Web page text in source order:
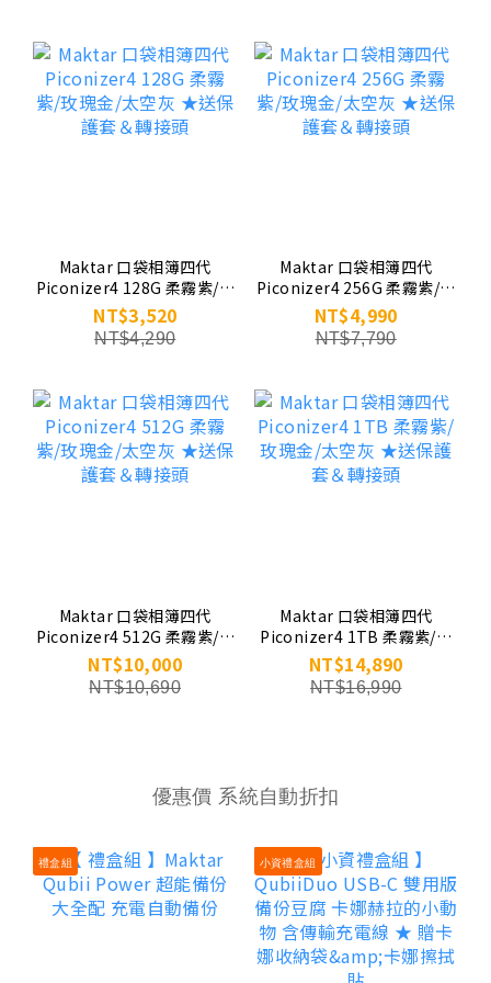
Maktar 口袋相簿四代
Piconizer4 128G 柔霧紫/玫
瑰金/太空灰 ★送保護套＆轉
接頭
NT$3,520
NT$4,290
Maktar 口袋相簿四代
Piconizer4 256G 柔霧紫/玫
瑰金/太空灰 ★送保護套＆轉
接頭
NT$4,990
NT$7,790
Maktar 口袋相簿四代
Piconizer4 512G 柔霧紫/玫
瑰金/太空灰 ★送保護套＆轉
接頭
NT$10,000
NT$10,690
Maktar 口袋相簿四代
Piconizer4 1TB 柔霧紫/玫
瑰金/太空灰 ★送保護套＆轉
接頭
NT$14,890
NT$16,990
優惠價 系統自動折扣
禮盒組 小資禮盒組